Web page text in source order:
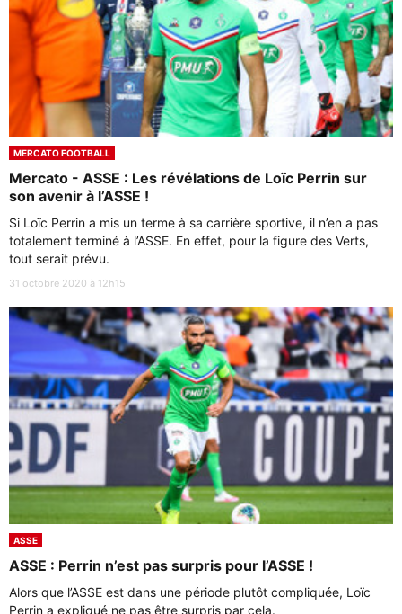
MERCATO FOOTBALL
Mercato - ASSE : Les révélations de Loïc Perrin sur
son avenir à l’ASSE !
Si Loïc Perrin a mis un terme à sa carrière sportive, il n’en a pas
totalement terminé à l’ASSE. En effet, pour la figure des Verts,
tout serait prévu.
31 octobre 2020 à 12h15
ASSE
ASSE : Perrin n’est pas surpris pour l’ASSE !
Alors que l’ASSE est dans une période plutôt compliquée, Loïc
Perrin a expliqué ne pas être surpris par cela.